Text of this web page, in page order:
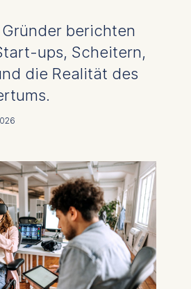
berichten
ups, Scheitern,
die Realität des